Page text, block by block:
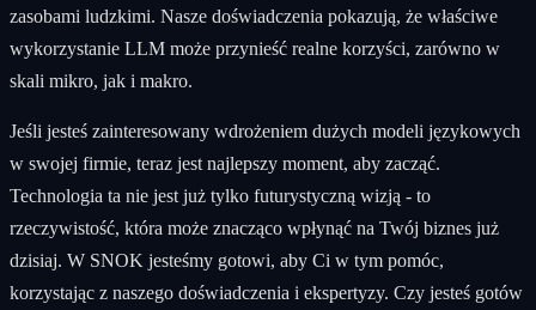
zasobami ludzkimi. Nasze doświadczenia pokazują, że właściwe
wykorzystanie LLM może przynieść realne korzyści, zarówno w
skali mikro, jak i makro.
Jeśli jesteś zainteresowany wdrożeniem dużych modeli językowych
w swojej firmie, teraz jest najlepszy moment, aby zacząć.
Technologia ta nie jest już tylko futurystyczną wizją - to
rzeczywistość, która może znacząco wpłynąć na Twój biznes już
dzisiaj. W SNOK jesteśmy gotowi, aby Ci w tym pomóc,
korzystając z naszego doświadczenia i ekspertyzy. Czy jesteś gotów